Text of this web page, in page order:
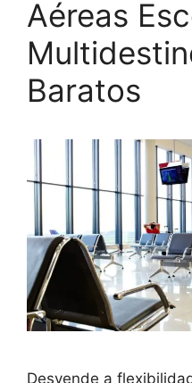
Aéreas
Baratos
Desvende a